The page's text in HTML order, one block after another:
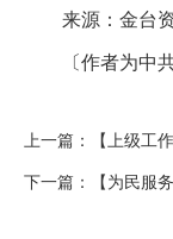
来源：金台
〔作者为中
上一篇： 【上级工
下一篇： 【为民服